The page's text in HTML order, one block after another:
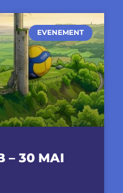
EVENEMENT
– 30 MAI